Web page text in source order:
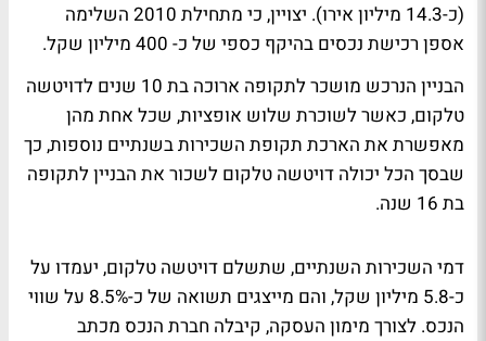
(כ-14.3 מיליון אירו). יצויין, כי מתחילת 2010 השלימה
אספן רכישת נכסים בהיקף כספי של כ- 400 מיליון שקל.
הבניין הנרכש מושכר לתקופה ארוכה בת 10 שנים לדויטשה
טלקום, כאשר לשוכרת שלוש אופציות, שכל אחת מהן
מאפשרת את הארכת תקופת השכירות בשנתיים נוספות, כך
שבסך הכל יכולה דויטשה טלקום לשכור את הבניין לתקופה
בת 16 שנה.
דמי השכירות השנתיים, שתשלם דויטשה טלקום, יעמדו על
כ-5.8 מיליון שקל, והם מייצגים תשואה של כ-8.5% על שווי
הנכס. לצורך מימון העסקה, קיבלה חברת הנכס מכתב